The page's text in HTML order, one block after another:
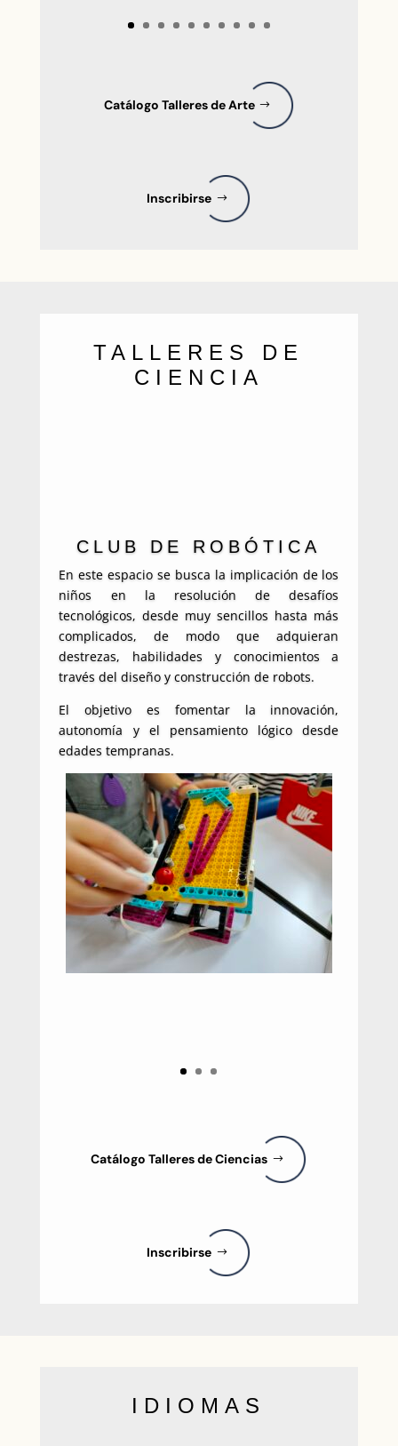
Catálogo Talleres de Arte
Inscribirse
TALLERES DE
CIENCIA
CLUB DE ROBÓTICA
En este espacio se busca la implicación de los
niños en la resolución de desafíos
tecnológicos, desde muy sencillos hasta más
complicados, de modo que adquieran
destrezas, habilidades y conocimientos a
través deldiseño y construcción de robots.
El objetivo es fomentar la innovación,
autonomía y el pensamiento lógico desde
edades tempranas.
Catálogo Talleres de Ciencias
Inscribirse
IDIOMAS